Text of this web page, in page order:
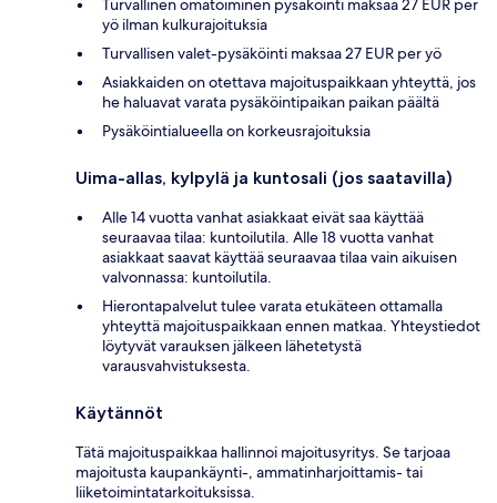
Turvallinen omatoiminen pysäköinti maksaa 27 EUR per
yö ilman kulkurajoituksia
Turvallisen valet-pysäköinti maksaa 27 EUR per yö
Asiakkaiden on otettava majoituspaikkaan yhteyttä, jos
he haluavat varata pysäköintipaikan paikan päältä
Pysäköintialueella on korkeusrajoituksia
Uima-allas, kylpylä ja kuntosali (jos saatavilla)
Alle 14 vuotta vanhat asiakkaat eivät saa käyttää
seuraavaa tilaa: kuntoilutila. Alle 18 vuotta vanhat
asiakkaat saavat käyttää seuraavaa tilaa vain aikuisen
valvonnassa: kuntoilutila.
Hierontapalvelut tulee varata etukäteen ottamalla
yhteyttä majoituspaikkaan ennen matkaa. Yhteystiedot
löytyvät varauksen jälkeen lähetetystä
varausvahvistuksesta.
Käytännöt
Tätä majoituspaikkaa hallinnoi majoitusyritys. Se tarjoaa
majoitusta kaupankäynti-, ammatinharjoittamis- tai
liiketoimintatarkoituksissa.